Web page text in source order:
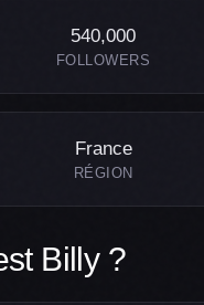
540,000
FOLLOWERS
France
RÉGION
Billy ?